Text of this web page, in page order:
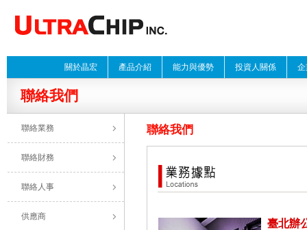
關於晶宏 產品介紹 能力與優勢 投資人關係
聯絡我們
聯絡業務
聯絡財務
聯絡人事
供應商
聯絡我們
臺北辦